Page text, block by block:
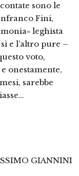
sono le
Fini,
leghista
e l’altro pure –
voto,
onestamente,
sarebbe
GIANNINI